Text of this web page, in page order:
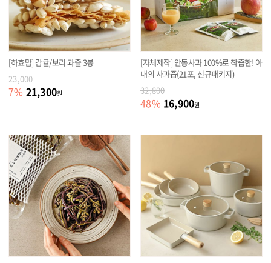
[하효맘] 감귤/보리 과즐 3봉
23,000
7% 21,300원
[자체제작] 안동사과 100%로 착즙한! 아
내의 사과즙(21포, 신규패키지)
32,800
48% 16,900원